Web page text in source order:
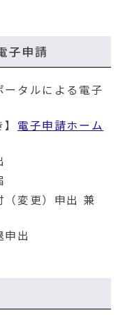
子申請
タルによる電子
電子申請ホーム
変更）申出 兼
出